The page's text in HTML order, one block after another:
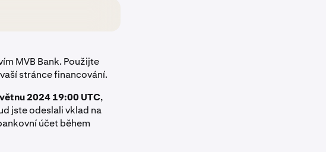
MVB Bank. Použijte
stránce financování.
2024 19:00 UTC,
jste odeslali vklad na
účet během